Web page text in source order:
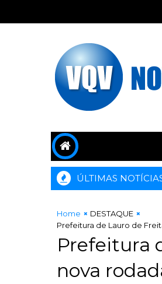
ÚLTIMAS
Home
DESTAQUE
Prefeitura de Lauro de
Prefeitura
nova